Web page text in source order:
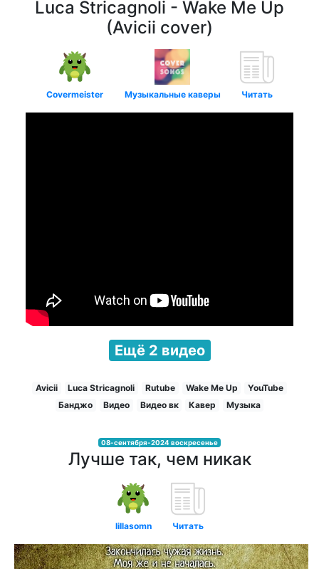
Luca Stricagnoli - Wake Me Up
(Avicii cover)
Covermeister Музыкальные каверы Читать
Ещё 2 видео
Avicii Luca Stricagnoli Rutube Wake Me Up
YouTube
Банджо
Видео Видео вк Кавер Музыка
08-сентября-2024 воскресенье
Лучше так, чем никак
lillasomn Читать